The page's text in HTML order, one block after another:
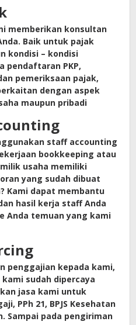
memberikan konsultan
Baik untuk pajak
kondisi – kondisi
pendaftaran PKP,
pemeriksaan pajak,
dengan aspek
maupun pribadi
staff accounting
bookkeeping atau
usaha memiliki
yang sudah dibuat
Kami dapat membantu
hasil kerja staff Anda
Anda temuan yang kami
penggajian kepada kami,
sudah dipercaya
jasa kami untuk
PPh 21, BPJS Kesehatan
Sampai pada pengiriman